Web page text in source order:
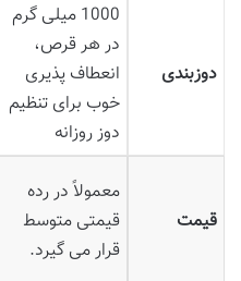
دوزبندی
1000 میلی گرم
در هر قرص،
انعطاف پذیری
خوب برای تنظیم
دوز روزانه
قیمت
معمولاً در رده
قیمتی متوسط
قرار می گیرد.